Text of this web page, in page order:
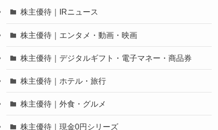
株主優待｜IRニュース
株主優待｜エンタメ・動画・映画
株主優待｜デジタルギフト・電子マネー・商品券
株主優待｜ホテル・旅行
株主優待｜外食・グルメ
株主優待｜現金0円シリーズ